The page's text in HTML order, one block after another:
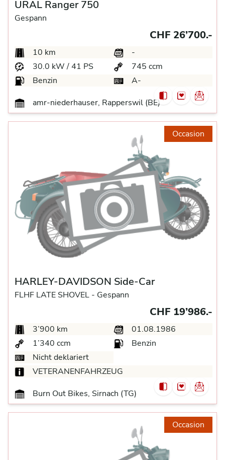
URAL Ranger 750
Gespann
CHF 26’700.-
10 km
-
30.0 kW / 41 PS
745 ccm
Benzin
A-
amr-niederhauser, Rapperswil (BE)
Occasion
HARLEY-DAVIDSON Side-Car
FLHF LATE SHOVEL - Gespann
CHF 19’986.-
3’900 km
01.08.1986
1’340 ccm
Benzin
Nicht deklariert
VETERANENFAHRZEUG
Burn Out Bikes, Sirnach (TG)
Occasion